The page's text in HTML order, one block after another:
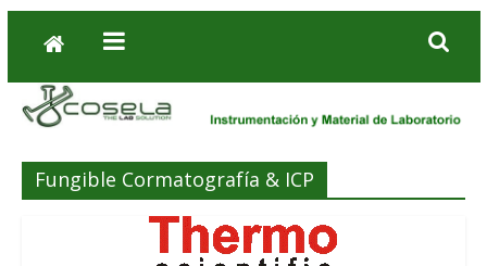
Fungible Cormatografía & ICP